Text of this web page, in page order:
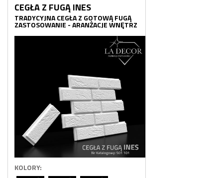
CEGŁA Z FUGĄ INES
TRADYCYJNA CEGŁA Z GOTOWĄ FUGĄ
ZASTOSOWANIE - ARANŻACJE WNĘTRZ
KOLORY: